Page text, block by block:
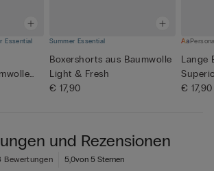
Essential Summer Essential
Boxershorts aus Baumwolle
Light & Fresh
€ 17,90
Lange
€ 17,90
und Rezensionen
5,0von 5 Sternen
Bewertungen